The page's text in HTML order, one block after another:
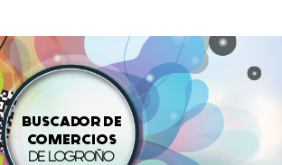
BUSCADOR DE
COMERCIOS
DE LOGROÑO